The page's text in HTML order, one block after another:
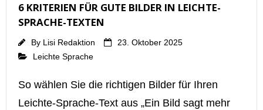
6 KRITERIEN FÜR GUTE BILDER IN LEICHTE-
SPRACHE-TEXTEN
By Lisi Redaktion
23. Oktober 2025
Leichte Sprache
So wählen Sie die richtigen Bilder für Ihren
Leichte-Sprache-Text aus „Ein Bild sagt mehr